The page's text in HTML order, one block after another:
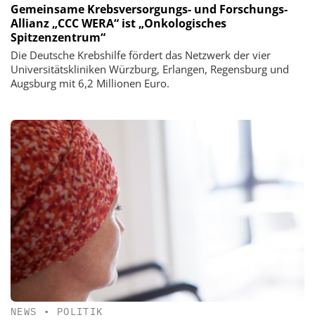
Gemeinsame Krebsversorgungs- und Forschungs-
Allianz „CCC WERA“ ist „Onkologisches
Spitzenzentrum“
Die Deutsche Krebshilfe fördert das Netzwerk der vier
Universitätskliniken Würzburg, Erlangen, Regensburg und
Augsburg mit 6,2 Millionen Euro.
NEWS • POLITIK